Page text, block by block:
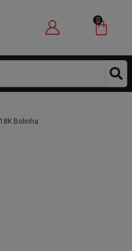
0
Bolinha